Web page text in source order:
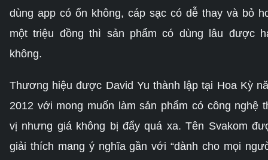
dùng app có ổn không, cáp sạc có dễ thay và bỏ
một triệu đồng thì sản phẩm có dùng lâu được
không.
Thương hiệu được David Yu thành lập tại Hoa Kỳ
2012 với mong muốn làm sản phẩm có công nghệ
vị nhưng giá không bị đẩy quá xa. Tên Svakom
giải thích mang ý nghĩa gần với “dành cho mọi